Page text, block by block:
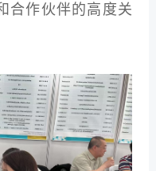
合作伙伴的高度关